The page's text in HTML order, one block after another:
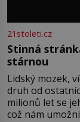
21stoleti.cz
Stinná
stárnou
Lidský mozek,
druh od
milionů let se
což nám